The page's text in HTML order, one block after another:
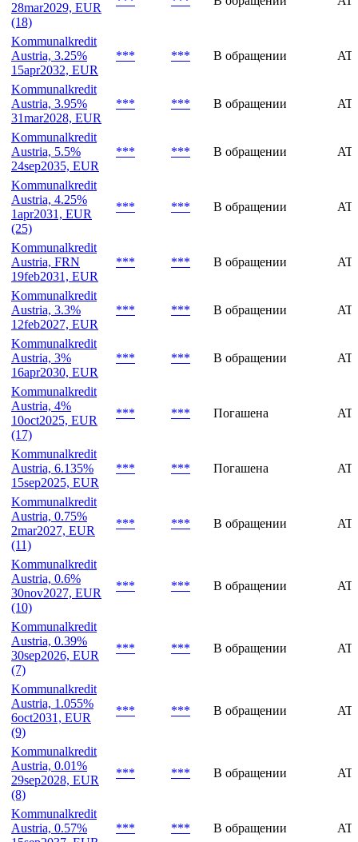
28mar2029, EUR
(18)
Kommunalkredit
Austria, 3.25%
15apr2032, EUR
*** *** В обращении
Kommunalkredit
Austria, 3.95%
31mar2028, EUR
*** *** В обращении
Kommunalkredit
Austria, 5.5%
24sep2035, EUR
*** *** В обращении
Kommunalkredit
Austria, 4.25%
1apr2031, EUR
(25)
*** *** В обращении
Kommunalkredit
Austria, FRN
19feb2031, EUR
*** *** В обращении
Kommunalkredit
Austria, 3.3%
12feb2027, EUR
*** *** В обращении
Kommunalkredit
Austria, 3%
16apr2030, EUR
*** *** В обращении
Kommunalkredit
Austria, 4%
10oct2025, EUR
(17)
*** *** Погашена
Kommunalkredit
Austria, 6.135%
15sep2025, EUR
*** *** Погашена
Kommunalkredit
Austria, 0.75%
2mar2027, EUR
(11)
*** *** В обращении
Kommunalkredit
Austria, 0.6%
30nov2027, EUR
(10)
*** *** В обращении
Kommunalkredit
Austria, 0.39%
30sep2026, EUR
(7)
*** *** В обращении
Kommunalkredit
Austria, 1.055%
6oct2031, EUR
(9)
*** *** В обращении
Kommunalkredit
Austria, 0.01%
29sep2028, EUR
(8)
*** *** В обращении
Kommunalkredit
Austria, 0.57%
*** *** В обращении